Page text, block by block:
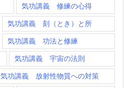
気功講義 修練の心得
気功講義 刻（とき）と所
気功講義 功法と修練
気功講義 宇宙の法則
気功講義 放射性物質への対策